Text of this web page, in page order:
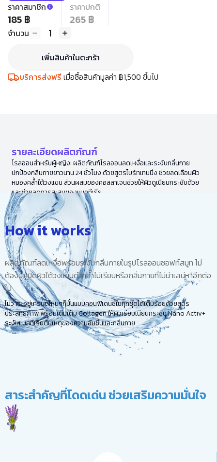
ราคาสมาชิก
185 ฿
ราคาปกติ
265 ฿
จำนวน 1
เพิ่มสินค้าในตะกร้า
บริการส่งฟรีเมื่อซื้อสินค้ามูลค่า ฿1,500 ขึ้นไป
รายละเอียดผลิตภัณฑ์
โรลออนสำหรับผู้หญิง: ผลิตภัณฑ์โรลออนลดเหงื่อและระงับกลิ่นกาย
ปกป้องกลิ่นกายยาวนาน 24 ชั่วโมง ด้วยสูตรไบร์ทเทนนิ่ง ช่วยลดเลือนผิว
หมองคล้ำใต้วงแขน ส่วนผสมของคอลลาเจนช่วยให้ผิวดูเนียนกระชับด้วย
และช่วยลดการสะสมของแบคทีเรีย
How it works
ผลิตภัณฑ์ลดเหงื่อพร้อมระงับกลิ่นกายในรูปโรลออนซอฟท์สมูท ไม่
ต้องปกปิดผิวใต้วงแขนดำคล้ำไม่เรียบหรือกลิ่นกายที่ไม่น่าเสน่หาอีกต่อ
ไป
ไม่ว่าจะอยู่เทรนด์ไหนๆก็มั่นแบบคอนฟิเดนซ์ในทุกชุดได้เต็มร้อยด้วยสูตร
ประสิทธิภาพ พร้อมเติมเต็ม Collagen ให้ผิวเรียบเนียนกระชับ Nano Activ+
ระงับแบคทีเรียต้นเหตุของความอับชื้นและกลิ่นกาย
สาระสำคัญที่โดดเด่น ช่วยเสริมความมั่นใจ